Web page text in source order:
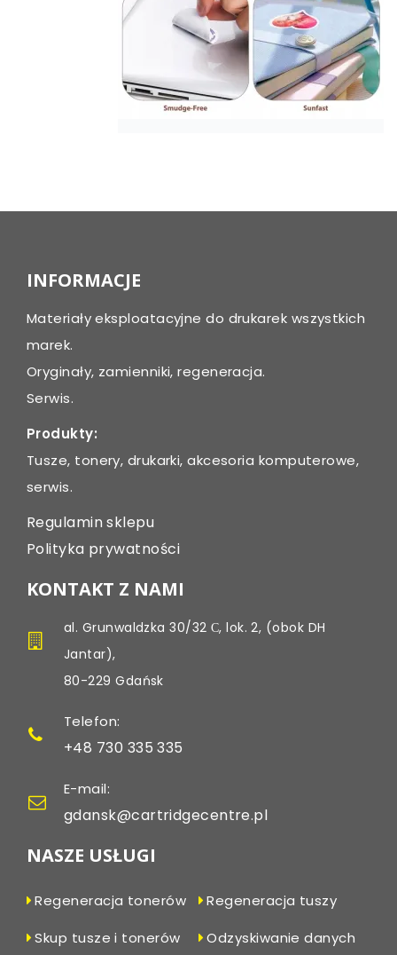
navigation
INFORMACJE
Materiały eksploatacyjne do drukarek wszystkich
marek.
Oryginały, zamienniki, regeneracja.
Serwis.
Produkty:
Tusze, tonery, drukarki, akcesoria komputerowe,
serwis.
Regulamin sklepu
Polityka prywatności
KONTAKT Z NAMI
al. Grunwaldzka 30/32 С, lok. 2, (obok DH
Jantar),
80-229 Gdańsk
Telefon:
+48 730 335 335
E-mail:
gdansk@cartridgecentre.pl
NASZE USŁUGI
Regeneracja tonerów
Regeneracja tuszy
Skup tusze i tonerów
Odzyskiwanie danych